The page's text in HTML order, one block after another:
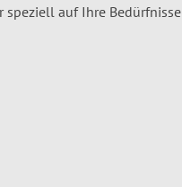
speziell auf Ihre Bedürfnisse